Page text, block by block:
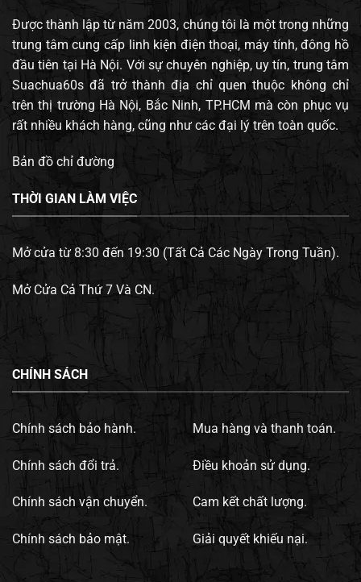
Được thành lập từ năm 2003, chúng tôi là một trong những
trung tâm cung cấp linh kiện điện thoại, máy tính, đông hồ
đầu tiên tại Hà Nội. Với sự chuyên nghiệp, uy tín, trung tâm
Suachua60s đã trở thành địa chỉ quen thuộc không chỉ
trên thị trường Hà Nội, Bắc Ninh, TP.HCM mà còn phục vụ
rất nhiều khách hàng, cũng như các đại lý trên toàn quốc.
Bản đồ chỉ đường
THỜI GIAN LÀM VIỆC
Mở cửa từ 8:30 đến 19:30 (Tất Cả Các Ngày Trong Tuần).
Mở Cửa Cả Thứ 7 Và CN.
CHÍNH SÁCH
Chính sách bảo hành.
Chính sách đổi trả.
Chính sách vận chuyển.
Chính sách bảo mật.
Mua hàng và thanh toán.
Điều khoản sử dụng.
Cam kết chất lượng.
Giải quyết khiếu nại.